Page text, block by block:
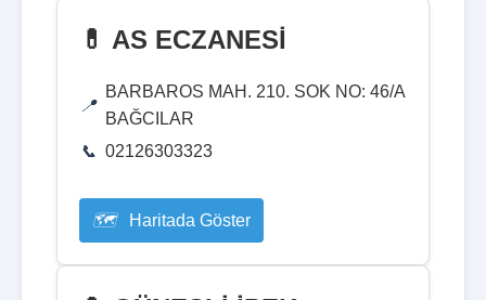
💊 AS ECZANESİ
BARBAROS MAH. 210. SOK NO: 46/A
BAĞCILAR
02126303323
Haritada Göster